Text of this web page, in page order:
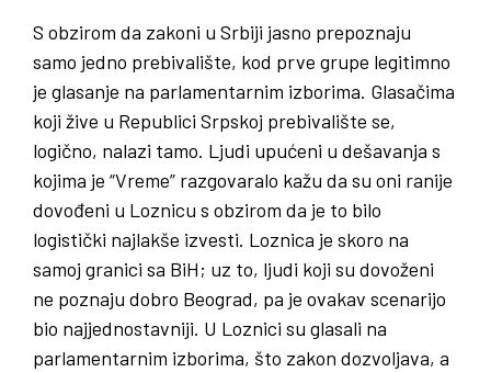
S obzirom da zakoni u Srbiji jasno prepoznaju
samo jedno prebivalište, kod prve grupe legitimno
je glasanje na parlamentarnim izborima. Glasačima
koji žive u Republici Srpskoj prebivalište se,
logično, nalazi tamo. Ljudi upućeni u dešavanja s
kojima je “Vreme” razgovaralo kažu da su oni ranije
dovođeni u Loznicu s obzirom da je to bilo
logistički najlakše izvesti. Loznica je skoro na
samoj granici sa BiH; uz to, ljudi koji su dovoženi
ne poznaju dobro Beograd, pa je ovakav scenarijo
bio najjednostavniji. U Loznici su glasali na
parlamentarnim izborima, što zakon dozvoljava, a